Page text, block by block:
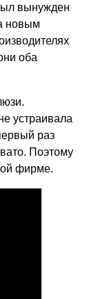
вынужден
новым
оба
устраивала
раз
Поэтому
фирме.